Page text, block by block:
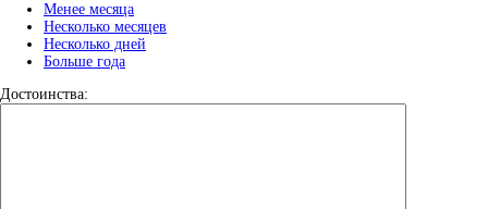
Менее месяца
Несколько месяцев
Несколько дней
Больше года
Достоинства: